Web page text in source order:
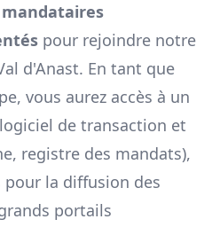
mandataires
pour rejoindre notre
d'Anast. En tant que
vous aurez accès à un
de transaction et
registre des mandats),
la diffusion des
portails